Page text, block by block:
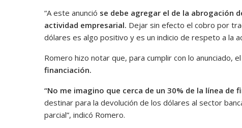
“A este anunció se debe agregar el de la abrogación
actividad empresarial. Dejar sin efecto el cobro por
dólares es algo positivo y es un indicio de respeto a la
Romero hizo notar que, para cumplir con lo anunciado, el
financiación.
“No me imagino que cerca de un 30% de la línea de
destinar para la devolución de los dólares al sector
parcial”, indicó Romero.